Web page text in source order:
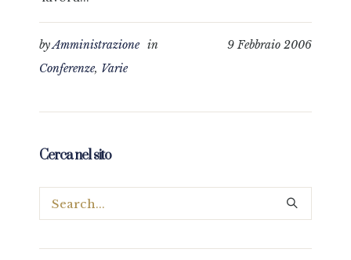
9 Febbraio 2006
byAmministrazione in
Conferenze, Varie
Cerca nel sito